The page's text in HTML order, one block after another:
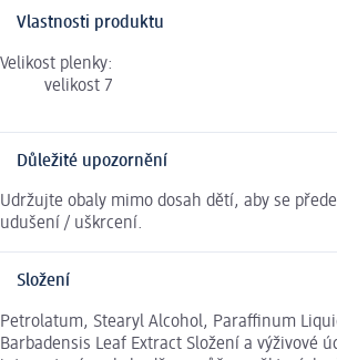
Vlastnosti produktu
Velikost plenky:
velikost 7
Důležité upozornění
Udržujte obaly mimo dosah dětí, aby se
udušení / uškrcení.
Složení
Petrolatum, Stearyl Alcohol, Paraffinum
Barbadensis Leaf Extract Složení a výživové